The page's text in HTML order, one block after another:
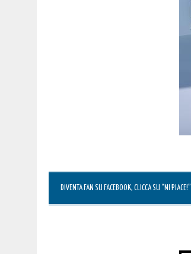
DIVENTA FAN SU FACEBOOK, CLICCA SU “MI PIACE!”